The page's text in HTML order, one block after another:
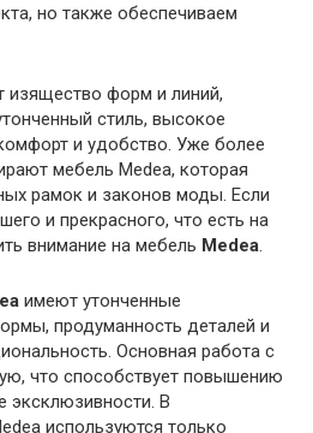
но также обеспечиваем
изящество форм и линий,
стиль, высокое
и удобство. Уже более
мебель Medea, которая
рамок и законов моды. Если
и прекрасного, что есть на
внимание на мебель Medea.
имеют утонченные
продуманность деталей и
Основная работа с
что способствует повышению
эксклюзивности. В
используются только